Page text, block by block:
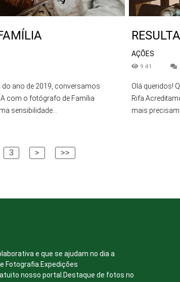
do ano de 2019, conversamos
com o fotógrafo de Família
sensibilidade...
AÇÕES
941
Olá queridos!
mais precisam
3 > >>
e que se ajudam no dia a
Fotografia.Expedições
nosso portal.Destaque de fotos no